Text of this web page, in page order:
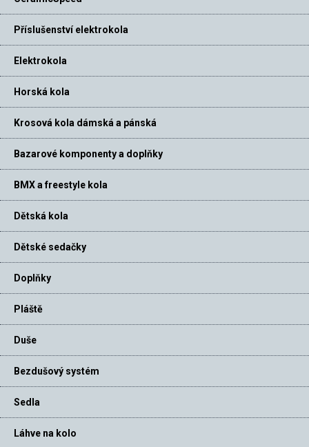
Příslušenství elektrokola
Elektrokola
Horská kola
Krosová kola dámská a pánská
Bazarové komponenty a doplňky
BMX a freestyle kola
Dětská kola
Dětské sedačky
Doplňky
Pláště
Duše
Bezdušový systém
Sedla
Láhve na kolo